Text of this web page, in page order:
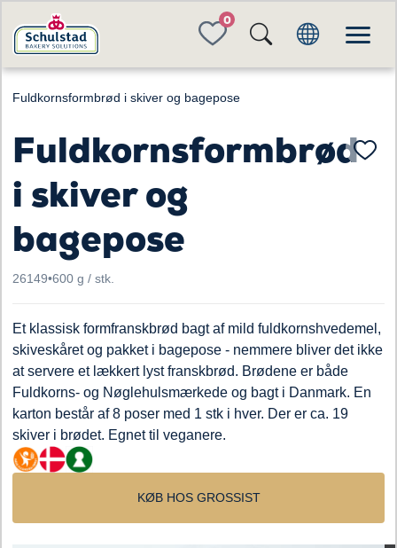
FAVORITES
Fuldkornsformbrød i skiver og bagepose
Fuldkornsformbrød
i skiver og
bagepose
26149•600 g / stk.
Et klassisk formfranskbrød bagt af mild fuldkornshvedemel,
skiveskåret og pakket i bagepose - nemmere bliver det ikke
at servere et lækkert lyst franskbrød. Brødene er både
Fuldkorns- og Nøglehulsmærkede og bagt i Danmark. En
karton består af 8 poser med 1 stk i hver. Der er ca. 19
skiver i brødet. Egnet til veganere.
KØB HOS GROSSIST